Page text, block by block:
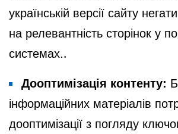
українській версії сайту
на релевантність сторінок у
системах..
Дооптимізація контенту:
інформаційних матеріалів
дооптимізації з погляду